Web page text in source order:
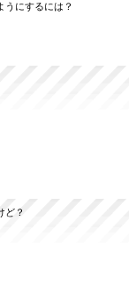
うにするには？
ど？